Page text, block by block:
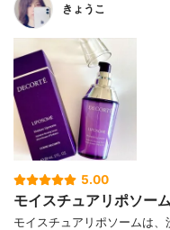
きょうこ
5.00
モイスチュアリポソー
モイスチュアリポソームは